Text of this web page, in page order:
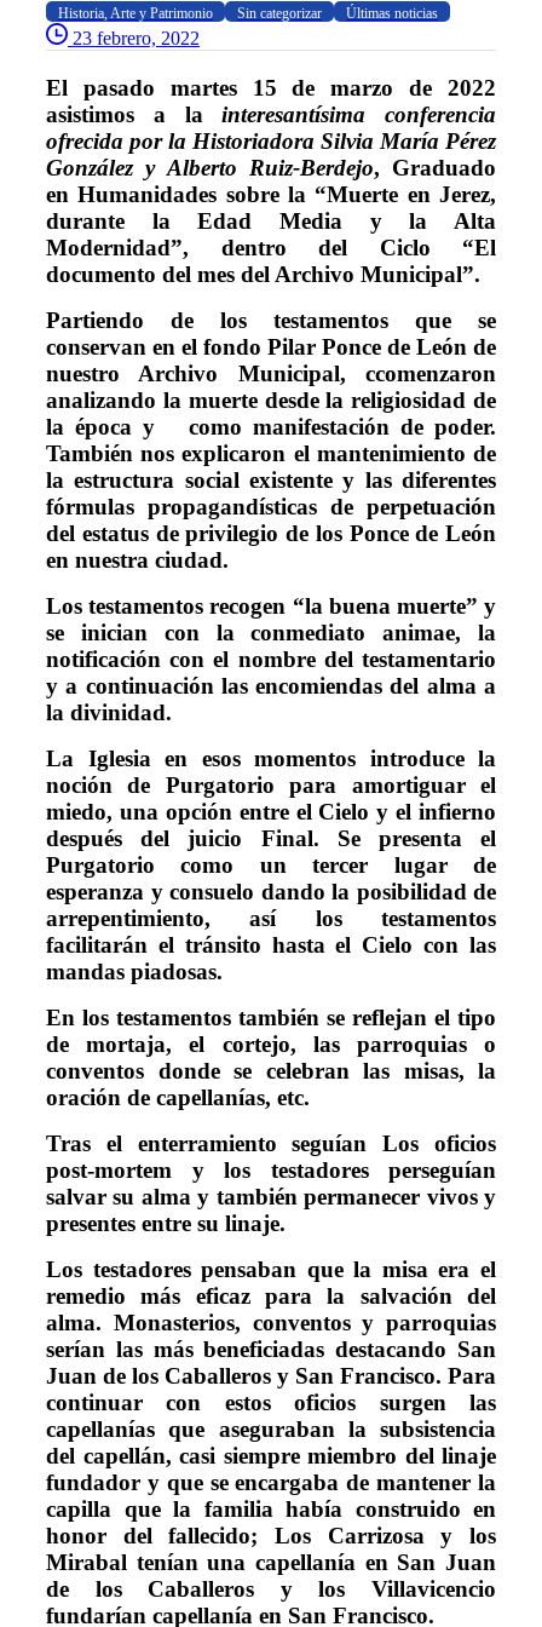
Historia, Arte y Patrimonio Sin categorizar Últimas noticias
23 febrero, 2022
El pasado martes 15 de marzo de 2022
asistimos a lainteresantísima conferencia
ofrecida por la Historiadora Silvia María Pérez
González y Alberto Ruiz-Berdejo, Graduado
en Humanidades sobre la “Muerte en Jerez,
durante la Edad Media y la Alta
Modernidad”, dentro del Ciclo “El
documento del mes del Archivo Municipal”.
Partiendo de los testamentos que se
conservan en el fondo Pilar Ponce de León de
nuestro Archivo Municipal, ccomenzaron
analizando la muerte desde la religiosidad de
la época y como manifestación de poder.
También nos explicaron el mantenimiento de
la estructura social existente y las diferentes
fórmulas propagandísticas de perpetuación
del estatus de privilegio de los Ponce de León
en nuestra ciudad.
Los testamentos recogen “la buena muerte” y
se inician con la conmediato animae, la
notificación con el nombre del testamentario
y a continuación las encomiendas del alma a
la divinidad.
La Iglesia en esos momentos introduce la
noción de Purgatorio para amortiguar el
miedo, una opción entre el Cielo y el infierno
después del juicio Final. Se presenta el
Purgatorio como un tercer lugar de
esperanza y consuelo dando la posibilidad de
arrepentimiento, así los testamentos
facilitarán el tránsito hasta el Cielo con las
mandas piadosas.
En los testamentos también se reflejan el tipo
de mortaja, el cortejo, las parroquias o
conventos donde se celebran las misas, la
oración de capellanías, etc.
Tras el enterramiento seguían Los oficios
post-mortem y los testadores perseguían
salvar su alma y también permanecer vivos y
presentes entre su linaje.
Los testadores pensaban que la misa era el
remedio más eficaz para la salvación del
alma. Monasterios, conventos y parroquias
serían las más beneficiadas destacando San
Juan de los Caballeros y San Francisco. Para
continuar con estos oficios surgen las
capellanías que aseguraban la subsistencia
del capellán, casi siempre miembro del linaje
fundador y que se encargaba de mantener la
capilla que la familia había construido en
honor del fallecido; Los Carrizosa y los
Mirabal tenían una capellanía en San Juan
de los Caballeros y los Villavicencio
fundarían capellanía en San Francisco.